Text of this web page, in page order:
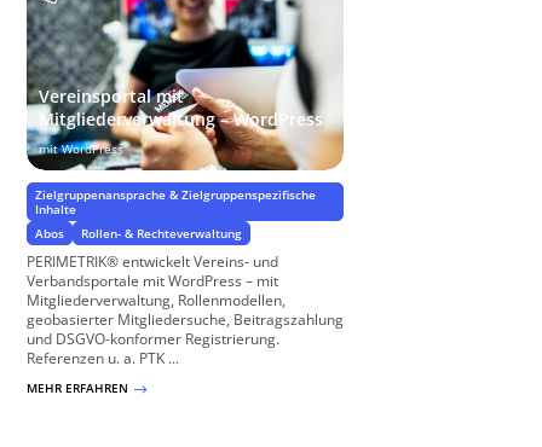
Vereinsportal mit
Mitgliederverwaltung – WordPress
mit WordPress
Zielgruppenansprache & Zielgruppenspezifische
Inhalte
Abos
Rollen- & Rechteverwaltung
PERIMETRIK® entwickelt Vereins- und
Verbandsportale mit WordPress – mit
Mitgliederverwaltung, Rollenmodellen,
geobasierter Mitgliedersuche, Beitragszahlung
und DSGVO-konformer Registrierung.
Referenzen u. a. PTK ...
MEHR ERFAHREN $